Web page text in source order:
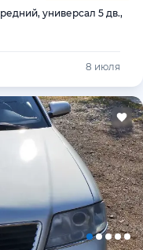
универсал 5 дв.,
8 июля